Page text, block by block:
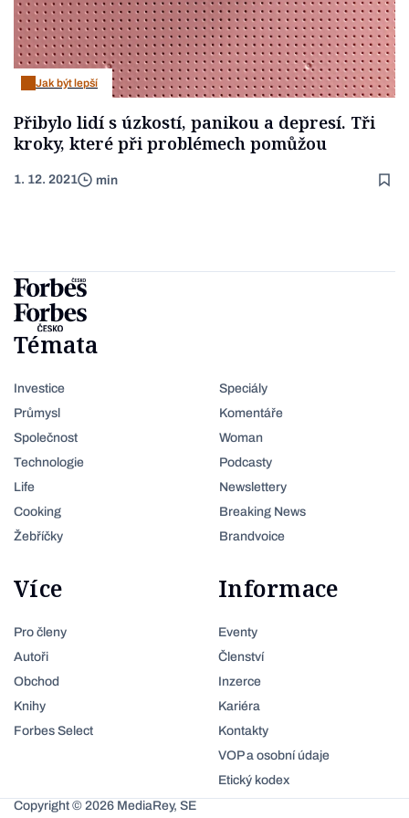
Jak být lepší
Přibylo lidí s úzkostí, panikou a depresí. Tři
kroky, které při problémech pomůžou
1. 12. 2021 min
Témata
Investice
Průmysl
Společnost
Technologie
Life
Cooking
Žebříčky
Speciály
Komentáře
Woman
Podcasty
Newslettery
Breaking News
Brandvoice
Více
Pro členy
Autoři
Obchod
Knihy
Forbes Select
Informace
Eventy
Členství
Inzerce
Kariéra
Kontakty
VOP a osobní údaje
Etický kodex
Copyright © 2026 MediaRey, SE